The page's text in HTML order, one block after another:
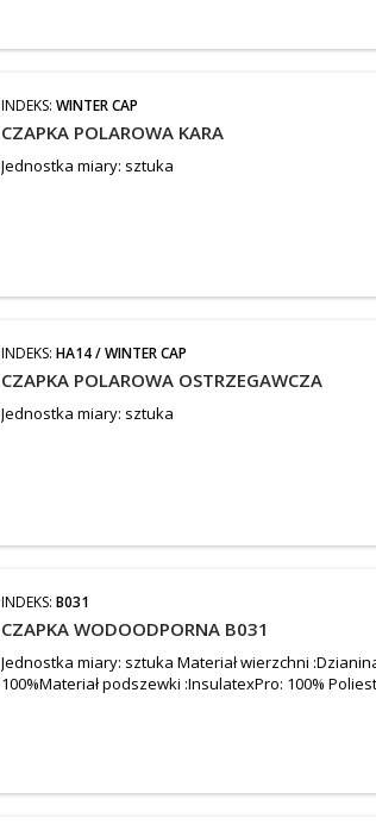
INDEKS:WINTER CAP
CZAPKA POLAROWA KARA
Jednostka miary: sztuka
INDEKS:HA14 / WINTER CAP
CZAPKA POLAROWA OSTRZEGAWCZA
Jednostka miary: sztuka
INDEKS:B031
CZAPKA WODOODPORNA B031
Jednostka miary: sztuka Materiał wierzchni
100%Materiał podszewki :InsulatexPro: 100%